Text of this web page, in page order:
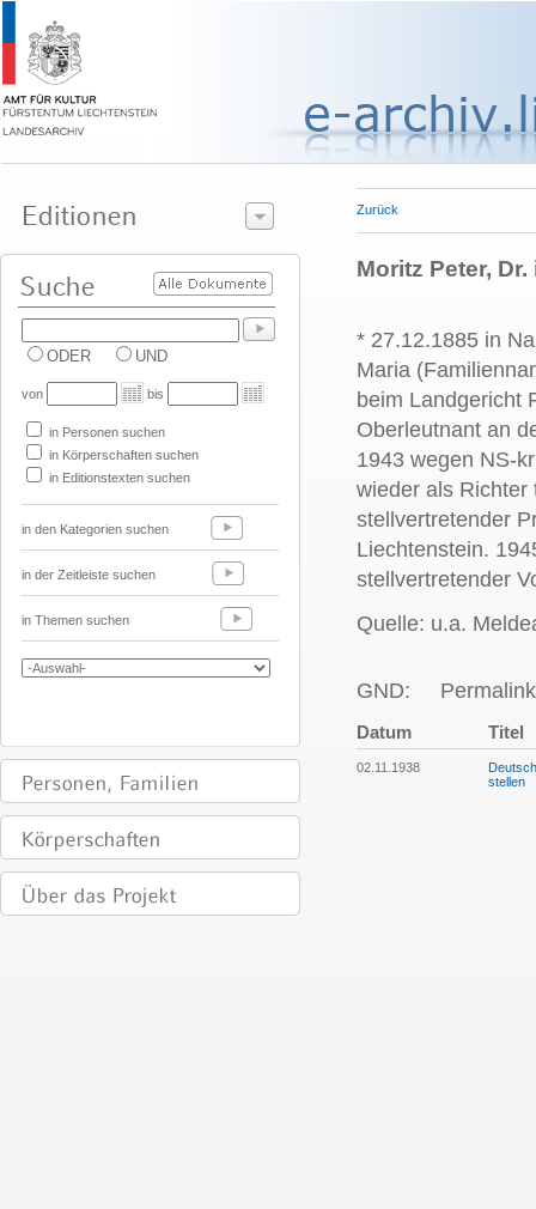
ODER UND
von bis
in Personen suchen
in Körperschaften suchen
in Editionstexten suchen
in den Kategorien suchen
in der Zeitleiste suchen
in Themen suchen
Zurück
Moritz Peter,
* 27.12.1885 in
Maria
beim Landgericht
Oberleutnant an
1943 wegen NS-
wieder als Richter
stellvertretender
Liechtenstein.
stellvertretender
Quelle: u.a.
GND:
Datum Titel
02.11.1938
stellen